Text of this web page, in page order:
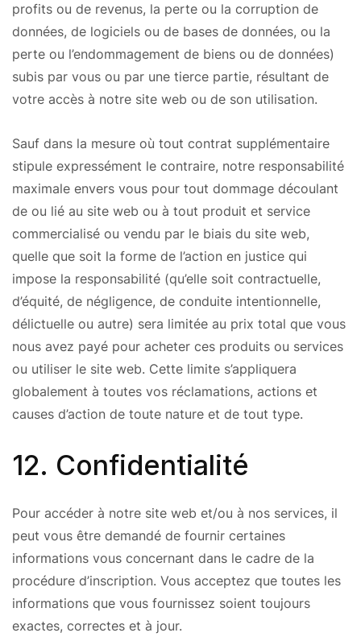
profits ou de revenus, la perte ou la corruption de
données, de logiciels ou de bases de données, ou la
perte ou l’endommagement de biens ou de données)
subis par vous ou par une tierce partie, résultant de
votre accès à notre site web ou de son utilisation.
Sauf dans la mesure où tout contrat supplémentaire
stipule expressément le contraire, notre responsabilité
maximale envers vous pour tout dommage découlant
de ou lié au site web ou à tout produit et service
commercialisé ou vendu par le biais du site web,
quelle que soit la forme de l’action en justice qui
impose la responsabilité (qu’elle soit contractuelle,
d’équité, de négligence, de conduite intentionnelle,
délictuelle ou autre) sera limitée au prix total que vous
nous avez payé pour acheter ces produits ou services
ou utiliser le site web. Cette limite s’appliquera
globalement à toutes vos réclamations, actions et
causes d’action de toute nature et de tout type.
12. Confidentialité
Pour accéder à notre site web et/ou à nos services, il
peut vous être demandé de fournir certaines
informations vous concernant dans le cadre de la
procédure d’inscription. Vous acceptez que toutes les
informations que vous fournissez soient toujours
exactes, correctes et à jour.